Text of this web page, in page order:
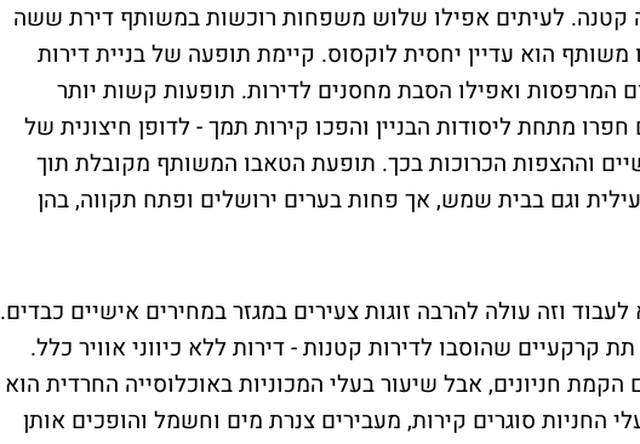
לעיתים אפילו שלוש משפחות רוכשות במשותף דירת ששה
הוא עדיין יחסית לוקסוס. קיימת תופעה של בניית דירות
המרפסות ואפילו הסבת מחסנים לדירות. תופעות קשות יותר
מתחת ליסודות הבניין והפכו קירות תמך - לדופן חיצונית של
וההצפות הכרוכות בכך. תופעת הטאבו המשותף מקובלת תוך
עילית וגם בבית שמש, אך פחות בערים ירושלים ופתח תקווה, בהן
וזה עולה להרבה זוגות צעירים במגזר במחירים אישיים כבדים.
קרקעיים שהוסבו לדירות קטנות - דירות ללא כיווני אוויר כלל.
הקמת חניונים, אבל שיעור בעלי המכוניות באוכלוסייה החרדית הוא
החניות סוגרים קירות, מעבירים צנרת מים וחשמל והופכים אותן